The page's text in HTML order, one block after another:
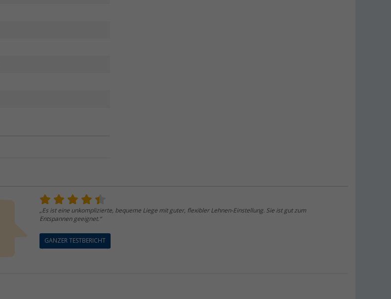
„Es ist eine unkomplizierte, bequeme Liege mit guter, flexibler Lehnen-Einstellung. Sie ist gut zum
Entspannen geeignet.“
GANZER TESTBERICHT